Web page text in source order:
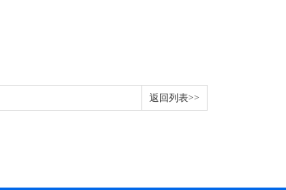
返回列表>>